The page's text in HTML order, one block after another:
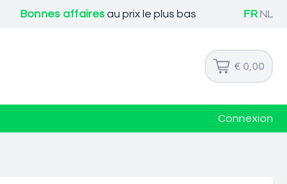
Bonnes affairesau prix le plus bas FR NL
€ 0,00
Connexion